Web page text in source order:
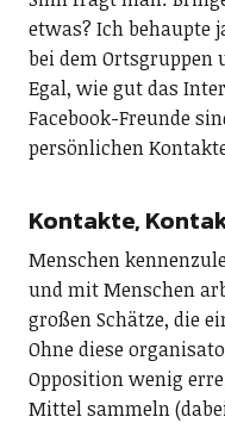
etwas? Ich behaupte
bei dem Ortsgruppen
Egal, wie gut das
Facebook-Freunde
persönlichen
Kontakte,
Menschen
und mit Menschen
großen Schätze, die
Ohne diese
Opposition wenig
Mittel sammeln